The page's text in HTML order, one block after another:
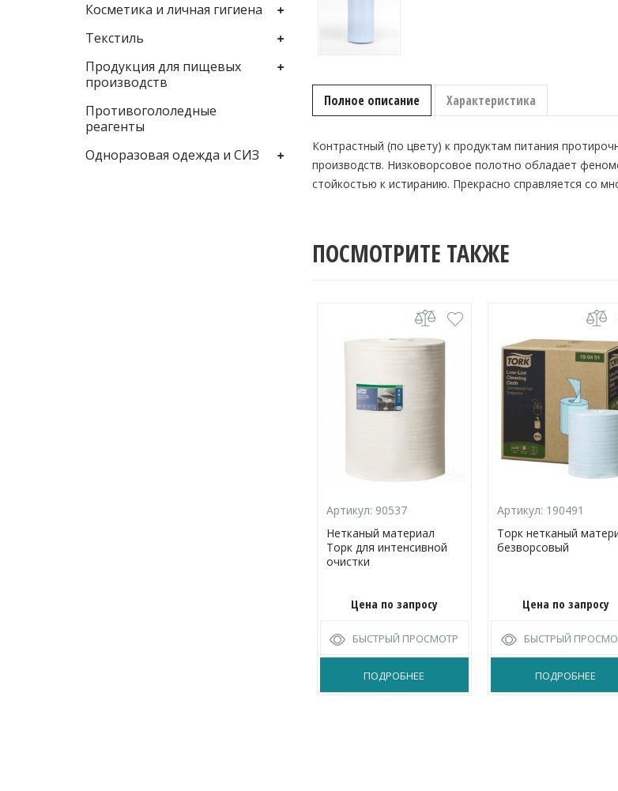
Полное описание Характеристика
Контрастный (по цвету) к продуктам питания
производств. Низковорсовое полотно обладает
стойкостью к истиранию. Прекрасно справляется со
ПОСМОТРИТЕ ТАКЖЕ
Артикул: 90537
Нетканый материал
Торк для интенсивной
очистки
Цена по запросу
БЫСТРЫЙ ПРОСМОТР
ПОДРОБНЕЕ
Артикул: 190491
Торк нетканый
безворсовый
Цена по запросу
БЫСТРЫЙ
ПОДРОБНЕЕ
Косметика и личная гигиена
Текстиль
Продукция для пищевых
производств
Противогололедные
реагенты
Одноразовая одежда и СИЗ